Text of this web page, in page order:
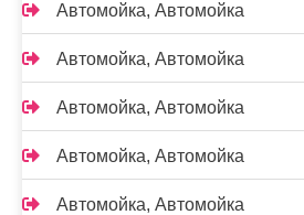
Автомойка, Автомойка
Автомойка, Автомойка
Автомойка, Автомойка
Автомойка, Автомойка
Автомойка, Автомойка